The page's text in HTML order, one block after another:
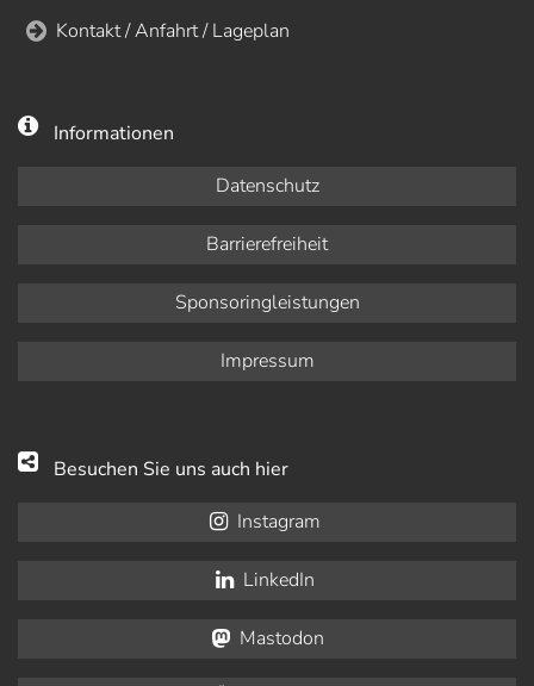
Kontakt / Anfahrt / Lageplan
Informationen
Datenschutz
Barrierefreiheit
Sponsoringleistungen
Impressum
Besuchen Sie uns auch hier
Instagram
LinkedIn
Mastodon